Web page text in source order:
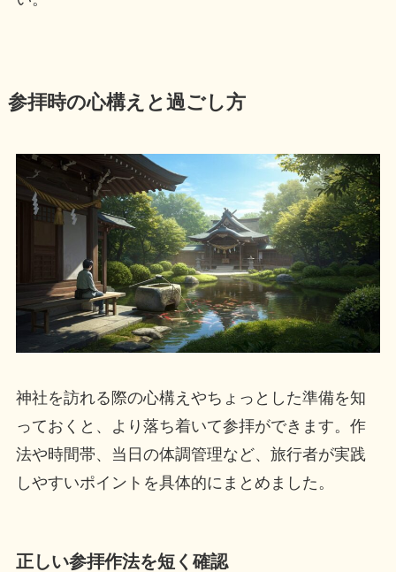
参拝時の心構えと過ごし方
神社を訪れる際の心構えやちょっとした準備を知
っておくと、より落ち着いて参拝ができます。作
法や時間帯、当日の体調管理など、旅行者が実践
しやすいポイントを具体的にまとめました。
正しい参拝作法を短く確認